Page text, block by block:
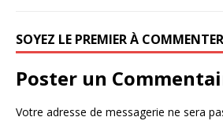
SOYEZ LE PREMIER À COMMENTER
Poster un
Votre adresse de messagerie ne sera